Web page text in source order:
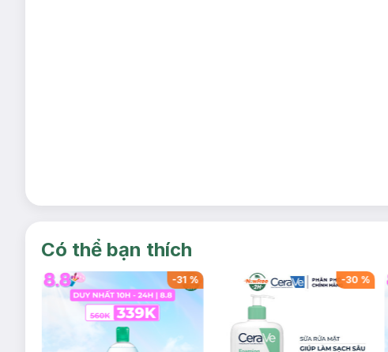
Có thể bạn thích
-31 % -30 %